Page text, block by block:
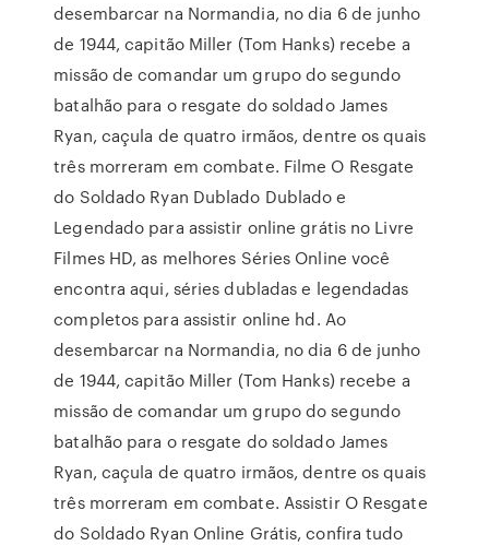
desembarcar na Normandia, no dia 6 de junho
de 1944, capitão Miller (Tom Hanks) recebe a
missão de comandar um grupo do segundo
batalhão para o resgate do soldado James
Ryan, caçula de quatro irmãos, dentre os quais
três morreram em combate. Filme O Resgate
do Soldado Ryan Dublado Dublado e
Legendado para assistir online grátis no Livre
Filmes HD, as melhores Séries Online você
encontra aqui, séries dubladas e legendadas
completos para assistir online hd. Ao
desembarcar na Normandia, no dia 6 de junho
de 1944, capitão Miller (Tom Hanks) recebe a
missão de comandar um grupo do segundo
batalhão para o resgate do soldado James
Ryan, caçula de quatro irmãos, dentre os quais
três morreram em combate. Assistir O Resgate
do Soldado Ryan Online Grátis, confira tudo